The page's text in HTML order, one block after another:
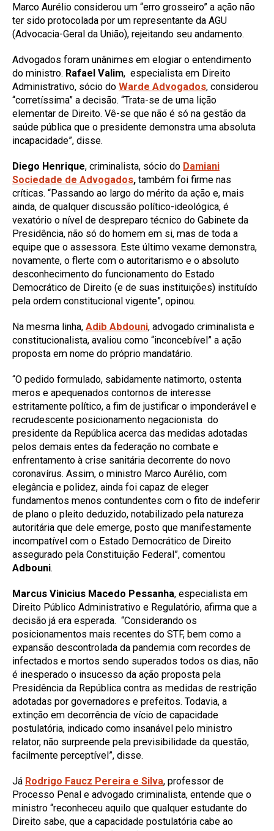
Marco Aurélio considerou um “erro grosseiro” a ação não
ter sido protocolada por um representante da AGU
(Advocacia-Geral da União), rejeitando seu andamento.
Advogados foram unânimes em elogiar o entendimento
do ministro. Rafael Valim, especialista em Direito
Administrativo, sócio do Warde Advogados, considerou
“corretíssima” a decisão. “Trata-se de uma lição
elementar de Direito. Vê-se que não é só na gestão da
saúde pública que o presidente demonstra uma absoluta
incapacidade”, disse.
Diego Henrique, criminalista, sócio do Damiani
Sociedade de Advogados, também foi firme nas
críticas. “Passando ao largo do mérito da ação e, mais
ainda, de qualquer discussão político-ideológica, é
vexatório o nível de despreparo técnico do Gabinete da
Presidência, não só do homem em si, mas de toda a
equipe que o assessora. Este último vexame demonstra,
novamente, o flerte com o autoritarismo e o absoluto
desconhecimento do funcionamento do Estado
Democrático de Direito (e de suas instituições) instituído
pela ordem constitucional vigente”, opinou.
Na mesma linha, Adib Abdouni, advogado criminalista e
constitucionalista, avaliou como “inconcebível” a ação
proposta em nome do próprio mandatário.
“O pedido formulado, sabidamente natimorto, ostenta
meros e apequenados contornos de interesse
estritamente político, a fim de justificar o imponderável e
recrudescente posicionamento negacionista do
presidente da República acerca das medidas adotadas
pelos demais entes da federação no combate e
enfrentamento à crise sanitária decorrente do novo
coronavírus. Assim, o ministro Marco Aurélio, com
elegância e polidez, ainda foi capaz de eleger
fundamentos menos contundentes com o fito de indeferir
de plano o pleito deduzido, notabilizado pela natureza
autoritária que dele emerge, posto que manifestamente
incompatível com o Estado Democrático de Direito
assegurado pela Constituição Federal”, comentou
Adbouni.
Marcus Vinicius Macedo Pessanha, especialista em
Direito Público Administrativo e Regulatório, afirma que a
decisão já era esperada. “Considerando os
posicionamentos mais recentes do STF, bem como a
expansão descontrolada da pandemia com recordes de
infectados e mortos sendo superados todos os dias, não
é inesperado o insucesso da ação proposta pela
Presidência da República contra as medidas de restrição
adotadas por governadores e prefeitos. Todavia, a
extinção em decorrência de vício de capacidade
postulatória, indicado como insanável pelo ministro
relator, não surpreende pela previsibilidade da questão,
facilmente perceptível”, disse.
Já Rodrigo Faucz Pereira e Silva, professor de
Processo Penal e advogado criminalista, entende que o
ministro “reconheceu aquilo que qualquer estudante do
Direito sabe, que a capacidade postulatória cabe ao